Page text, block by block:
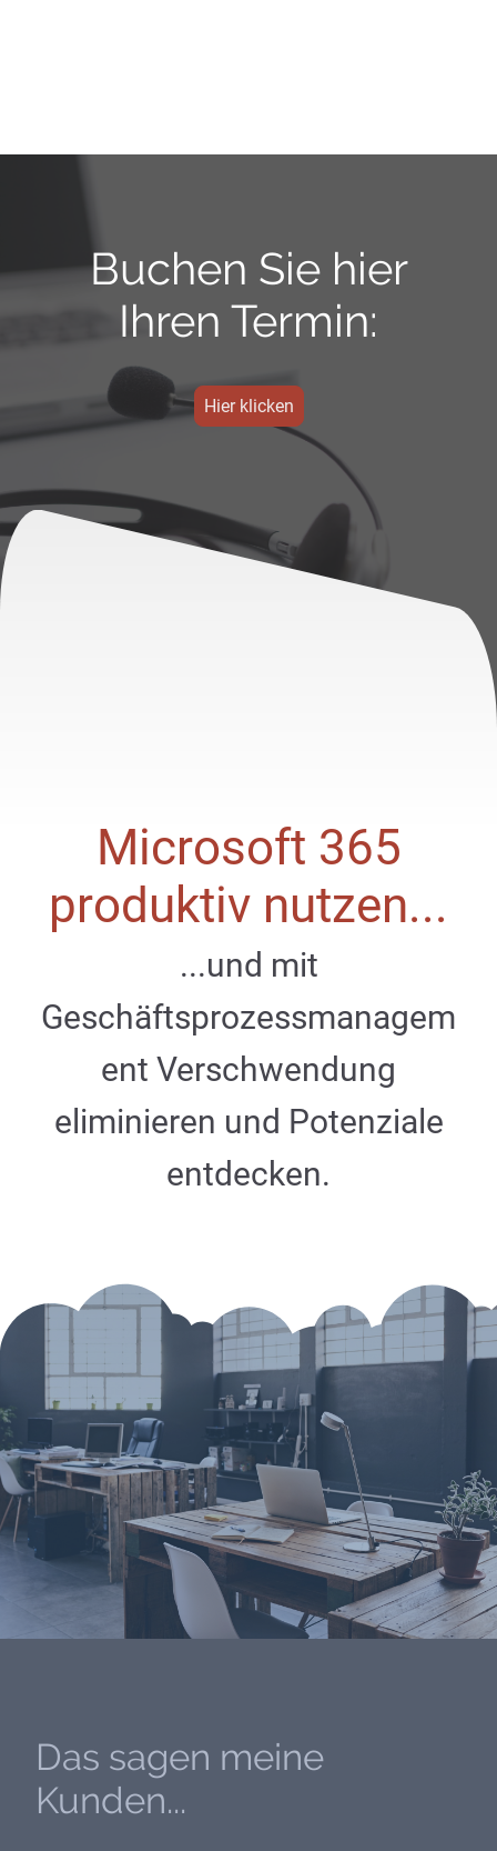
Buchen Sie hier
Ihren Termin:
Hier klicken
Microsoft 365
produktiv nutzen...
...und mit
Geschäftsprozessmanagem
ent Verschwendung
eliminieren und Potenziale
entdecken.
Das sagen meine
Kunden...